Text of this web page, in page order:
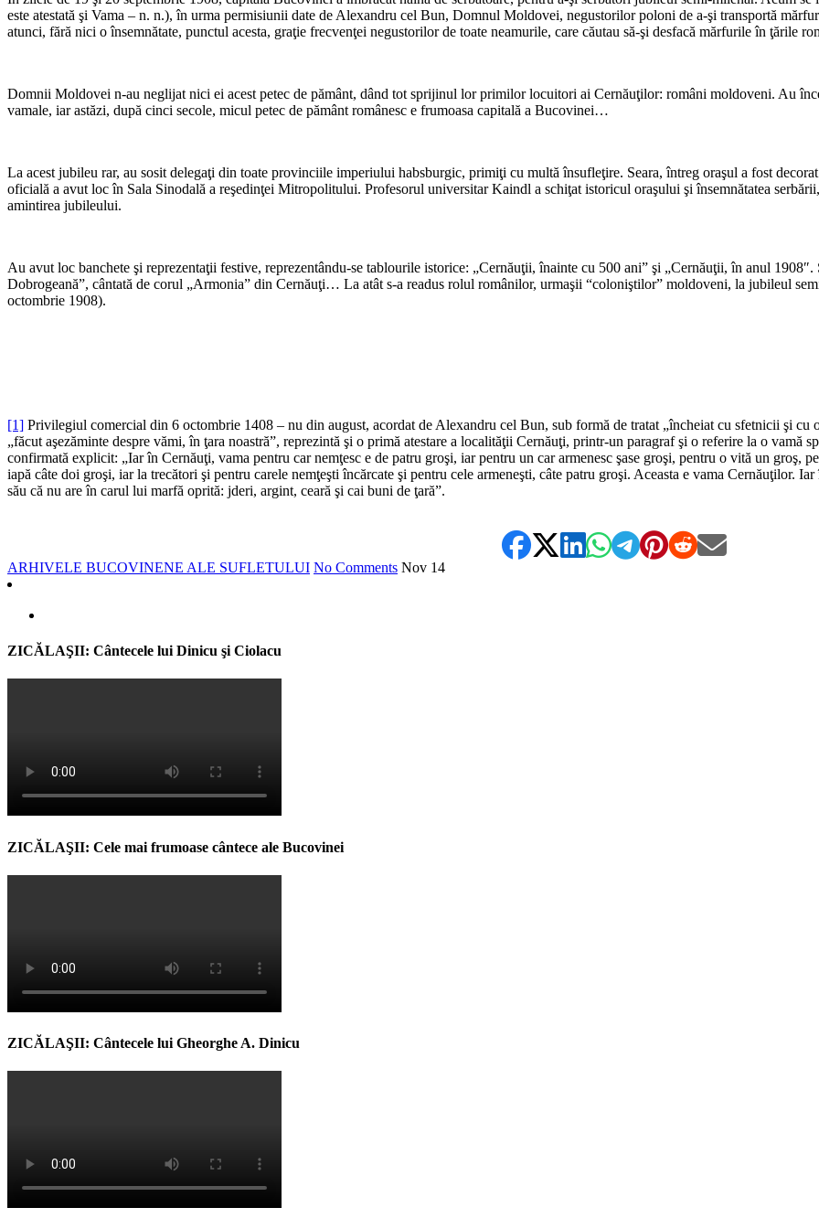
este atestată şi Vama – n. n.), în urma permisiunii date de Alexandru cel Bun, Domnul Moldovei, negustorilor poloni de a-şi transportă
atunci, fără nici o în­semnătate, punctul acesta, graţie frecvenţei negusto­rilor de toate neamurile, care căutau să-şi desfacă mărfurile în ţările
Domnii Moldovei n-au neglijat nici ei acest petec de pământ, dând tot sprijinul lor primilor locuitori ai Cernăuţilor: români moldoveni. Au
vamale, iar astăzi, după cinci secole, micul petec de pământ românesc e frumoasa capitală a Bucovinei…
La acest jubileu rar, au sosit delegaţi din toate provinciile imperiului habsburgic, primiţi cu multă în­sufleţire. Seara, întreg oraşul a fost
oficială a avut loc în Sala Sinodală a reşe­dinţei Mitropolitului. Profesorul universitar Kaindl a schiţat istoricul oraşului şi însemnătatea
amintirea jubileului.
Au avut loc banchete şi reprezentaţii festive, reprezentându-se tablourile istorice: „Cernăuţii, îna­inte cu 500 ani” şi „Cernăuţii, în anul
Dobrogeană”, cântată de corul „Armonia” din Cer­năuţi… La atât s-a readus rolul românilor, urmaşii “coloniştilor” moldoveni, la jubileul
octombrie 1908).
[1] Privilegiul comercial din 6 octombrie 1408 – nu din august, acordat de Alexandru cel Bun, sub formă de tratat „încheiat cu sfetnicii şi
„făcut aşezăminte despre vămi, în ţara noastră”, reprezintă şi o primă atestare a localităţii Cernăuţi, printr-un paragraf şi o referire la o vamă
confirmată explicit: „Iar în Cernăuţi, vama pentru car nemţesc e de patru groşi, iar pentru un car armenesc şase groşi, pentru o vită un groş,
iapă câte doi groşi, iar la trecători şi pentru carele nemţeşti încărcate şi pentru cele armeneşti, câte patru groşi. Aceasta e vama Cernăuţilor.
său că nu are în carul lui marfă oprită: jderi, argint, ceară şi cai buni de ţară”.
ARHIVELE BUCOVINENE ALE SUFLETULUI No Comments Nov 14
ZICĂLAŞII: Cântecele lui Dinicu şi Ciolacu
ZICĂLAŞII: Cele mai frumoase cântece ale Bucovinei
ZICĂLAŞII: Cântecele lui Gheorghe A. Dinicu